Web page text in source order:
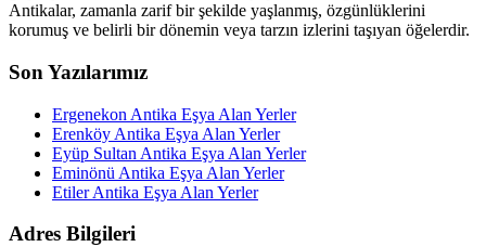
Antikalar, zamanla zarif bir şekilde yaşlanmış, özgünlüklerini
korumuş ve belirli bir dönemin veya tarzın izlerini taşıyan öğelerdir.
Son Yazılarımız
Ergenekon Antika Eşya Alan Yerler
Erenköy Antika Eşya Alan Yerler
Eyüp Sultan Antika Eşya Alan Yerler
Eminönü Antika Eşya Alan Yerler
Etiler Antika Eşya Alan Yerler
Adres Bilgileri